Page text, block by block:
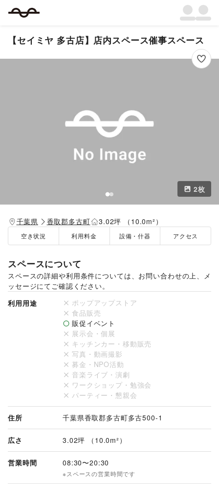
【セイミヤ 多古店】店内スペース催事スペース
2枚
千葉県 香取郡多古町 3.02坪 （10.0m²）
空き状況 利用料金 設備・什器 アクセス
スペースについて
スペースの詳細や利用条件については、お問い合わせの上、メ
ッセージにてご確認ください。
利用用途
ポップアップストア
食品販売
販促イベント
展示会・個展
キッチンカー・移動販売
写真・動画撮影
募金・NPO活動
音楽ライブ・演劇
ワークショップ・勉強会
パーティー・懇親会
住所 千葉県香取郡多古町多古500-1
広さ 3.02坪 （10.0m²）
営業時間 08:30〜20:30
※スペースの営業時間です